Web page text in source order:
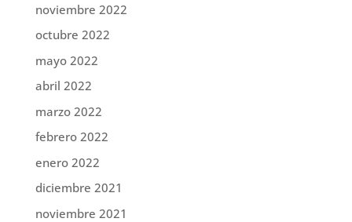
noviembre 2022
octubre 2022
mayo 2022
abril 2022
marzo 2022
febrero 2022
enero 2022
diciembre 2021
noviembre 2021